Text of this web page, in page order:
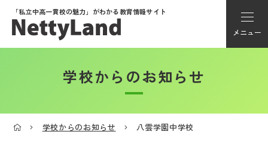
「私立中高一貫校の魅力」がわかる教育情報サイト
メニュー
アカウント登録
学校からのお知らせ
学校からのお知らせ 八雲学園中学校